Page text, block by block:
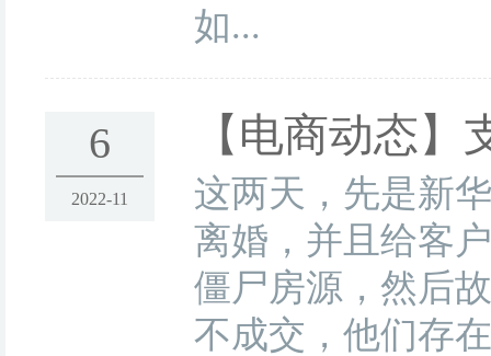
如...
6
2022-11
【电商动态】
这两天，先是新
离婚，并且给客
僵尸房源，然后
不成交，他们存